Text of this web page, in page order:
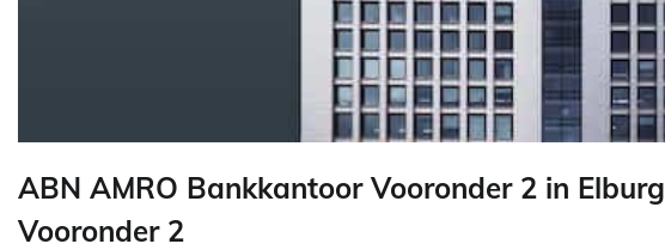
ABN AMRO Bankkantoor Vooronder 2 in Elburg
Vooronder 2